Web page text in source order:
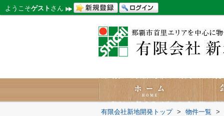
ようこそゲスト さん
有限会社新地開発トップ > 物件一覧 >